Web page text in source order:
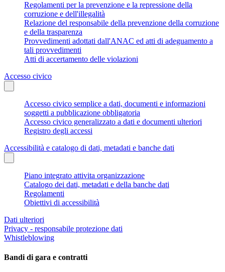
Regolamenti per la prevenzione e la repressione della
corruzione e dell'illegalità
Relazione del responsabile della prevenzione della corruzione
e della trasparenza
Provvedimenti adottati dall'ANAC ed atti di adeguamento a
tali provvedimenti
Atti di accertamento delle violazioni
Accesso civico
Accesso civico semplice a dati, documenti e informazioni
soggetti a pubblicazione obbligatoria
Accesso civico generalizzato a dati e documenti ulteriori
Registro degli accessi
Accessibilità e catalogo di dati, metadati e banche dati
Piano integrato attivita organizzazione
Catalogo dei dati, metadati e della banche dati
Regolamenti
Obiettivi di accessibilità
Dati ulteriori
Privacy - responsabile protezione dati
Whistleblowing
Bandi di gara e contratti